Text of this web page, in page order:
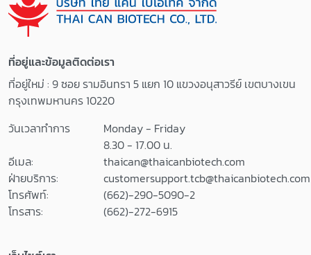
ที่อยู่และข้อมูลติดต่อเรา
ที่อยู่ใหม่ : 9 ซอย รามอินทรา 5 แยก 10 แขวงอนุสาวรีย์ เขตบางเขน
กรุงเทพมหานคร 10220
วันเวลาทำการ
Monday - Friday
8.30 - 17.00 น.
อีเมล:
thaican@thaicanbiotech.com
ฝ่ายบริการ:
customersupport.tcb@thaicanbiotech.com
โทรศัพท์:
(662)-290-5090-2
โทรสาร:
(662)-272-6915